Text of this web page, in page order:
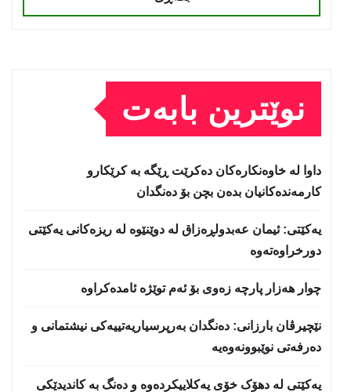
نوێترین بابەت
داوا لە خاوەنکارەکان دەکرێت ڕێگە بە کرێکارو
کارمەندەکانیان بدەن بچن بۆ دەنگدان
یه‌كێتی: ئیمان عه‌بدولڕه‌زاق له‌ دوێنێوه‌ له‌ ریزه‌كانی یه‌كێتی
دورخراوه‌ته‌وه‌
چوار هەزار پارچە زەوی بۆ ئەم توێژە ئامدەکراوە
نێچيرڤان بارزانى: دەنگدان بەرپرسیاريه‌تییەکی نیشتمانى و
دەرفەتی نوێبوونەوەیە
یەکێتی لە دهۆک خۆی یەکلاییکردەوە و دەنگ بە کاندیدێکی